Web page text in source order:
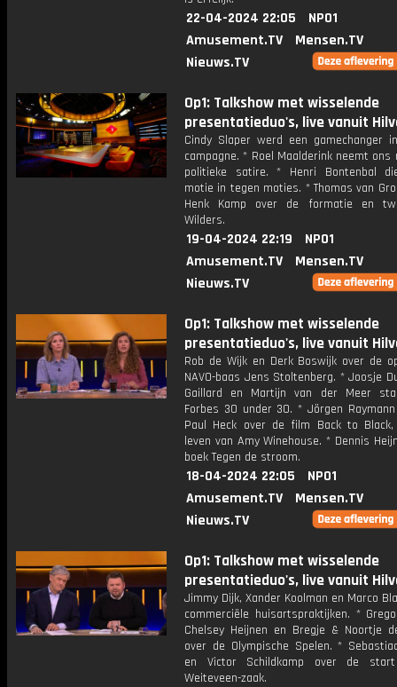
22-04-2024 22:05
NPO1
Amusement.TV
Mensen.TV
Nieuws.TV
Op1: Talkshow met wisselende
presentatieduo's, live vanuit
Cindy Slaper werd een gamechanger
campagne. * Roel Maalderink neemt ons
politieke satire. * Henri Bontenbal
motie in tegen moties. * Thomas van
Henk Kamp over de formatie en
Wilders.
19-04-2024 22:19
NPO1
Amusement.TV
Mensen.TV
Nieuws.TV
Op1: Talkshow met wisselende
presentatieduo's, live vanuit
Rob de Wijk en Derk Boswijk over de
NAVO-baas Jens Stoltenberg. * Joosje
Gaillard en Martijn van der Meer
Forbes 30 under 30. * Jörgen
Paul Heck over de film Back to
leven van Amy Winehouse. * Dennis
boek Tegen de stroom.
18-04-2024 22:05
NPO1
Amusement.TV
Mensen.TV
Nieuws.TV
Op1: Talkshow met wisselende
presentatieduo's, live vanuit
Jimmy Dijk, Xander Koolman en Marco
commerciële huisartspraktijken. *
Chelsey Heijnen en Bregje & Noortje
over de Olympische Spelen. *
en Victor Schildkamp over de
Weiteveen-zaak.